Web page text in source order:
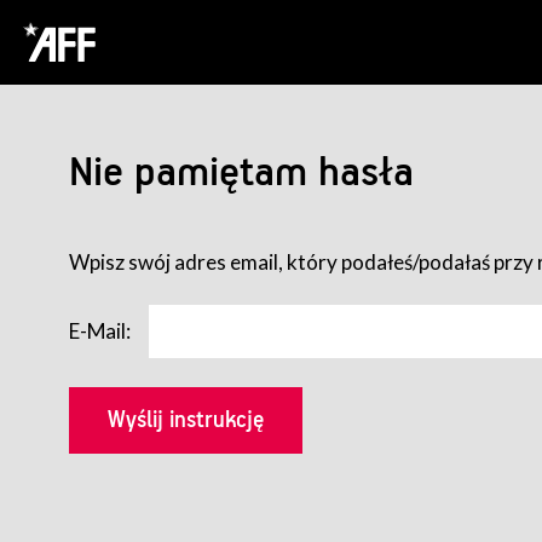
Nie pamiętam hasła
Wpisz swój adres email, który podałeś/podałaś
E-Mail: